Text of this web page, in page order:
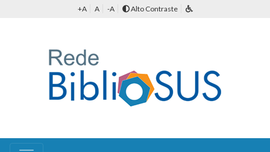
+A A -A Alto Contraste